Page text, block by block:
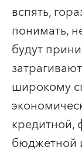
вспять,
понимать,
будут
широкому
кредитной,
бюджетной